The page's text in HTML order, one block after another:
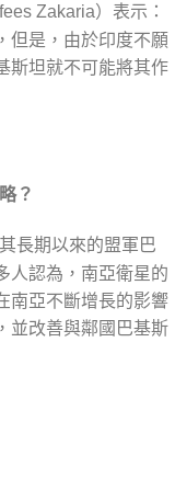
Zakaria）表示：
但是，由於印度不願
斯坦就不可能將其作
？
長期以來的盟軍巴
人認為，南亞衛星的
南亞不斷增長的影響
並改善與鄰國巴基斯